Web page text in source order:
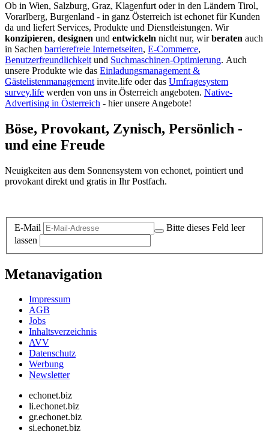
Ob in Wien, Salzburg, Graz, Klagenfurt oder in den Ländern Tirol,
Vorarlberg, Burgenland - in ganz Österreich ist echonet für Kunden
da und liefert Services, Produkte und Dienstleistungen. Wir
konzipieren, designen und entwickeln nicht nur, wirberaten auch
in Sachen barrierefreie Internetseiten, E-Commerce,
Benutzerfreundlichkeit und Suchmaschinen-Optimierung. Auch
unsere Produkte wie das Einladungsmanagement &
Gästelistenmanagement invite.life oder das Umfragesystem
survey.life werden von uns in Österreich angeboten. Native-
Advertising in Österreich - hier unsere Angebote!
Böse, Provokant, Zynisch, Persönlich -
und eine Freude
Neuigkeiten aus dem Sonnensystem von echonet, pointiert und
provokant direkt und gratis in Ihr Postfach.
E-Mail
Bitte dieses Feld leer
lassen
Metanavigation
Impressum
AGB
Jobs
Inhaltsverzeichnis
AVV
Datenschutz
Werbung
Newsletter
echonet.biz
li.echonet.biz
gr.echonet.biz
si.echonet.biz